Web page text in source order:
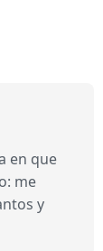
en que
me
y